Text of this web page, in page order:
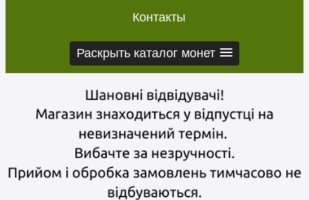
Контакты
Раскрыть каталог монет